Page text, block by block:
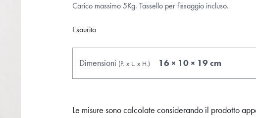
Carico massimo 5Kg. Tassello per fissaggio incluso.
Esaurito
Dimensioni (P. x L. x H.) 16 × 10 × 19 cm
Le misure sono calcolate considerando il prodotto